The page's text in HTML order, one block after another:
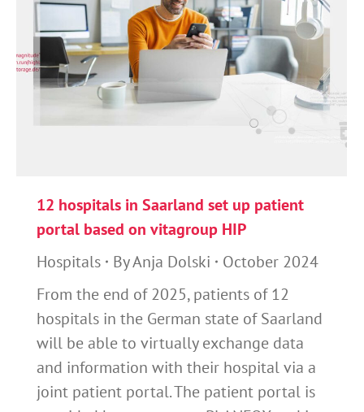
12 hospitals in Saarland set up patient
portal based on vitagroup HIP
Hospitals
ByAnja Dolski
October 2024
From the end of 2025, patients of 12
hospitals in the German state of Saarland
will be able to virtually exchange data
and information with their hospital via a
joint patient portal. The patient portal is